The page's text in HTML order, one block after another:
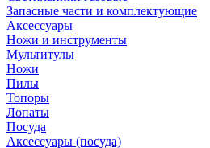
Запасные части и комплектующие
Аксессуары
Ножи и инструменты
Мультитулы
Ножи
Пилы
Топоры
Лопаты
Посуда
Аксессуары (посуда)